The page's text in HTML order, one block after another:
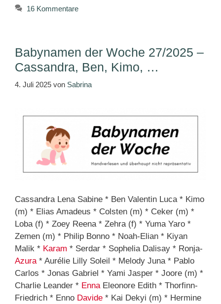
16 Kommentare
Babynamen der Woche 27/2025 –
Cassandra, Ben, Kimo, …
4. Juli 2025 von Sabrina
Cassandra Lena Sabine * Ben Valentin Luca * Kimo
(m) * Elias Amadeus * Colsten (m) * Ceker (m) *
Loba (f) * Zoey Reena * Zehra (f) * Yuma Yaro *
Zemen (m) * Philip Bonno * Noah-Elian * Kiyan
Malik * Karam * Serdar * Sophelia Dalisay * Ronja-
Azura * Aurélie Lilly Soleil * Melody Juna * Pablo
Carlos * Jonas Gabriel * Yami Jasper * Joore (m) *
Charlie Leander * Enna Eleonore Edith * Thorfinn-
Friedrich * Enno Davide * Kai Dekyi (m) * Hermine